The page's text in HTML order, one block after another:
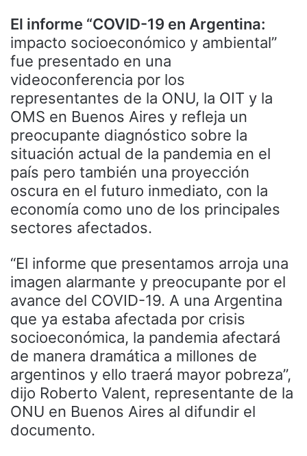
El informe “COVID-19 en Argentina:
impacto socioeconómico y ambiental”
fue presentado en una
videoconferencia por los
representantes de la ONU, la OIT y la
OMS en Buenos Aires y refleja un
preocupante diagnóstico sobre la
situación actual de la pandemia en el
país pero también una proyección
oscura en el futuro inmediato, con la
economía como uno de los principales
sectores afectados.
“El informe que presentamos arroja una
imagen alarmante y preocupante por el
avance del COVID-19. A una Argentina
que ya estaba afectada por crisis
socioeconómica, la pandemia afectará
de manera dramática a millones de
argentinos y ello traerá mayor pobreza”,
dijo Roberto Valent, representante de la
ONU en Buenos Aires al difundir el
documento.